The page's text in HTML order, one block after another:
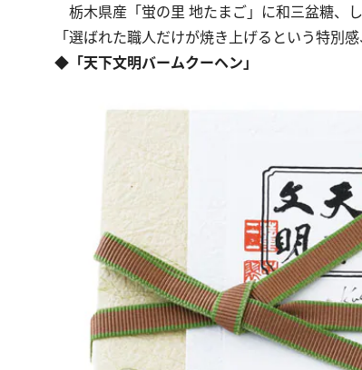
栃木県産「蛍の里 地たまご」に和三盆糖、
「選ばれた職人だけが焼き上げるという特別
◆「天下文明バームクーヘン」